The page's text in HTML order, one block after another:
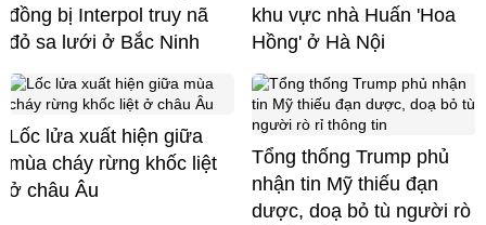
đồng bị Interpol truy nã
đỏ sa lưới ở Bắc Ninh
khu vực nhà Huấn 'Hoa
Hồng' ở Hà Nội
Lốc lửa xuất hiện giữa
mùa cháy rừng khốc liệt
ở châu Âu
Tổng thống Trump phủ
nhận tin Mỹ thiếu đạn
dược, doạ bỏ tù người rò